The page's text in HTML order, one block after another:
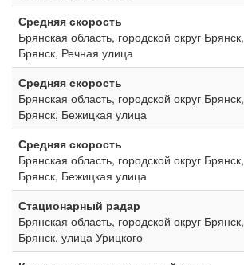
Средняя скорость
Брянская область, городской округ Брянск,
Брянск, Речная улица
Средняя скорость
Брянская область, городской округ Брянск,
Брянск, Бежицкая улица
Средняя скорость
Брянская область, городской округ Брянск,
Брянск, Бежицкая улица
Стационарный радар
Брянская область, городской округ Брянск,
Брянск, улица Урицкого